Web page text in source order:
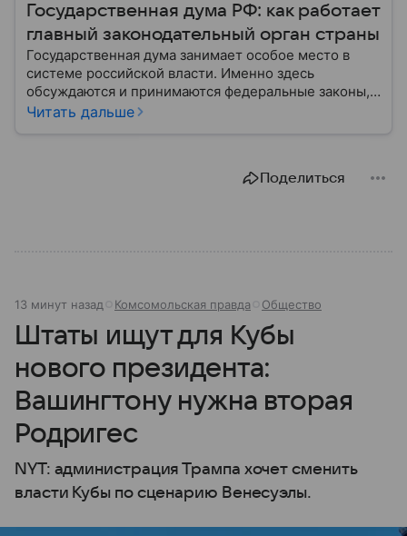
Государственная дума РФ: как работает
главный законодательный орган страны
Государственная дума занимает особое место в
системе российской власти. Именно здесь
обсуждаются и принимаются федеральные законы,
определяющие развитие государства, экономики и
Разбираемся, как устроена Госдума, какие
Читать дальше
Поделиться
13 минут назад Комсомольская правда Общество
Штаты ищут для Кубы
нового президента:
Вашингтону нужна вторая
Родригес
NYT: администрация Трампа хочет сменить
власти Кубы по сценарию Венесуэлы.